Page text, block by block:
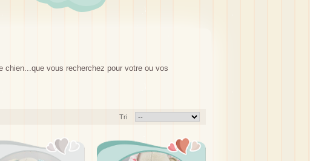
chien...que vous recherchez pour votre ou vos
Tri